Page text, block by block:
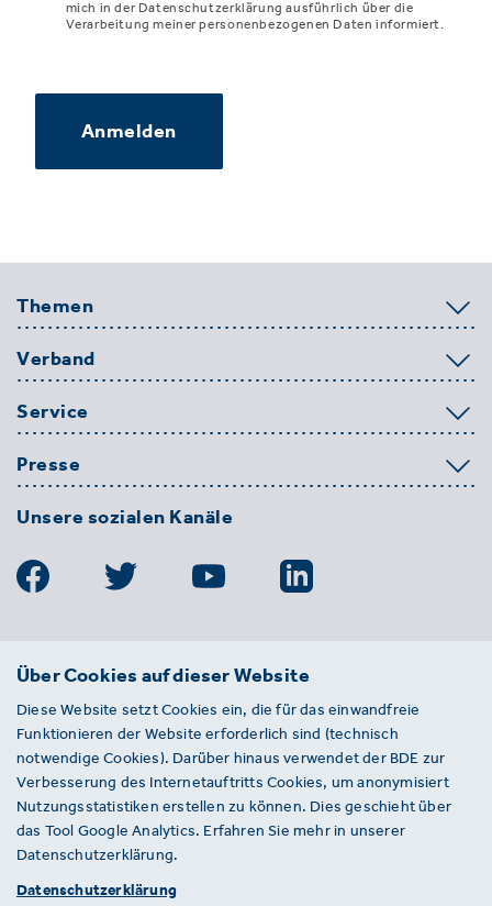
mich in der Datenschutzerklärung ausführlich über die
Verarbeitung meiner personenbezogenen Daten informiert.
Anmelden
Themen
Verband
Service
Presse
Unsere sozialen Kanäle
BDE
Entsorgungs-, Wasser- und
Kreislaufwirtschaft e. V.
Von-der-Heydt-Straße 2
D 10785 Berlin
Sie haben einen Fehler auf unserer Website
gefunden? Ihnen ist ein defekter Link
aufgefallen? Wir freuen uns über Ihren
Über Cookies auf dieser Website
Diese Website setzt Cookies ein, die für das einwandfreie
Funktionieren der Website erforderlich sind (technisch
notwendige Cookies). Darüber hinaus verwendet der BDE zur
Verbesserung des Internetauftritts Cookies, um anonymisiert
Nutzungsstatistiken erstellen zu können. Dies geschieht über
das Tool Google Analytics. Erfahren Sie mehr in unserer
Datenschutzerklärung.
Datenschutzerklärung